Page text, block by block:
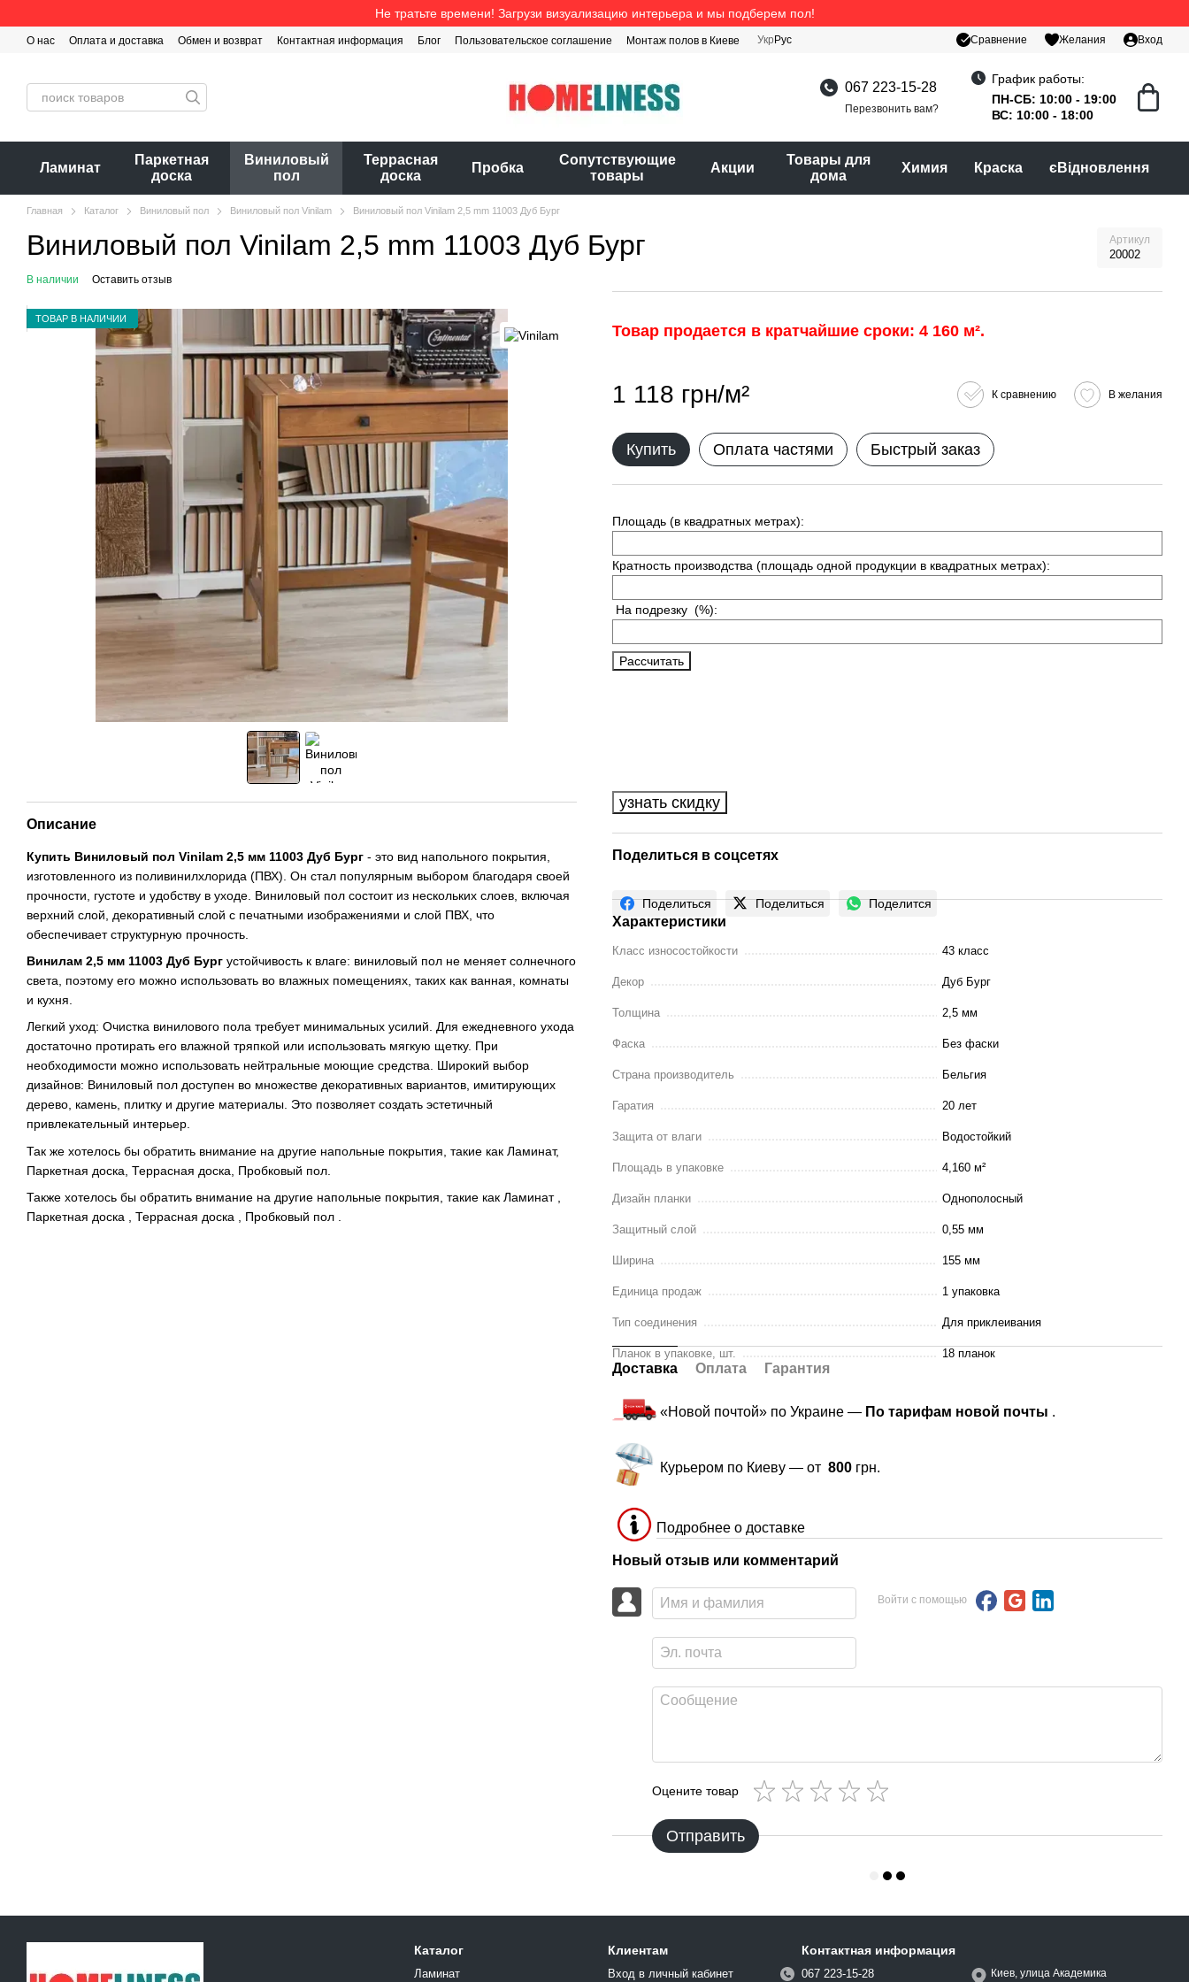
Не тратьте времени! Загрузи визуализацию интерьера и мы подберем пол!
О нас Оплата и доставка Обмен и возврат Контактная информация Блог Пользовательское соглашение Монтаж полов в Киеве Укр Рус Сравнение Желания Вход
067 223-15-28
Перезвонить вам?
График работы:
ПН-СБ: 10:00 - 19:00
ВС: 10:00 - 18:00
Ламинат
Паркетная
доска
Виниловый
пол
Террасная
доска
Пробка
Cопутствующие
товары
Акции
Товары для
дома
Химия Краска єВідновлення
Главная Каталог Виниловый пол Виниловый пол Vinilam Виниловый пол Vinilam 2,5 mm 11003 Дуб Бург
Виниловый пол Vinilam 2,5 mm 11003 Дуб Бург Артикул
20002
В наличии Оставить отзыв
ТОВАР В НАЛИЧИИ
Описание
Купить Виниловый пол Vinilam 2,5 мм 11003 Дуб Бург - это вид напольного покрытия,
изготовленного из поливинилхлорида (ПВХ). Он стал популярным выбором благодаря своей
прочности, густоте и удобству в уходе. Виниловый пол состоит из нескольких слоев, включая
верхний слой, декоративный слой с печатными изображениями и слой ПВХ, что
обеспечивает структурную прочность.
Винилам 2,5 мм 11003 Дуб Бург устойчивость к влаге: виниловый пол не меняет солнечного
света, поэтому его можно использовать во влажных помещениях, таких как ванная, комнаты
и кухня.
Легкий уход: Очистка винилового пола требует минимальных усилий. Для ежедневного ухода
достаточно протирать его влажной тряпкой или использовать мягкую щетку. При
необходимости можно использовать нейтральные моющие средства. Широкий выбор
дизайнов: Виниловый пол доступен во множестве декоративных вариантов, имитирующих
дерево, камень, плитку и другие материалы. Это позволяет создать эстетичный
привлекательный интерьер.
Так же хотелось бы обратить внимание на другие напольные покрытия, такие как Ламинат,
Паркетная доска, Террасная доска, Пробковый пол.
Также хотелось бы обратить внимание на другие напольные покрытия, такие как Ламинат,
Паркетная доска
Террасная доска Пробковый пол
Товар продается в кратчайшие сроки: 4 160 м².
1 118 грн/м² К сравнению В желания
Купить Оплата частями Быстрый заказ
Площадь (в квадратных метрах):
Кратность производства (площадь одной продукции в квадратных метрах):
На подрезку (%):
Рассчитать
узнать скидку
Поделиться в соцсетях
Поделиться Поделиться Поделится
Характеристики
Класс износостойкости 43 класс
Декор Дуб Бург
Толщина 2,5 мм
Фаска Без фаски
Страна производитель Бельгия
Гаратия 20 лет
Защита от влаги Водостойкий
Площадь в упаковке 4,160 м²
Дизайн планки Однополосный
Защитный слой 0,55 мм
Ширина 155 мм
Единица продаж 1 упаковка
Тип соединения Для приклеивания
Планок в упаковке, шт. 18 планок
Доставка Оплата Гарантия
«Новой почтой» по Украине — По тарифам новой почты .
Курьером по Киеву — от 800 грн.
Подробнее о доставке
Новый отзыв или комментарий
Войти с помощью
Оцените товар
Отправить
Каталог
Ламинат
Клиентам
Вход в личный кабинет
Контактная информация
067 223-15-28
Киев, улица Академика